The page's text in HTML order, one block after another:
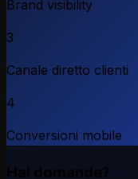
Brand visibility
3
Canale diretto clienti
4
Conversioni mobile
Hai domande?